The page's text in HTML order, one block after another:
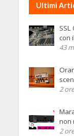
Ultimi
con
43
2
non
2